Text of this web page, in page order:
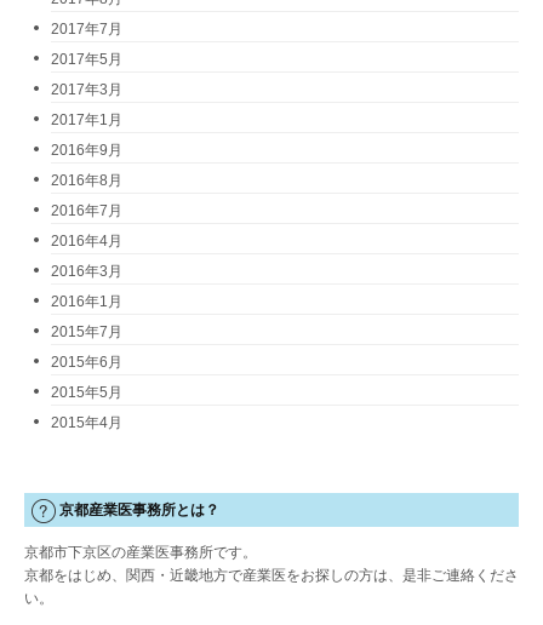
2017年7月
2017年5月
2017年3月
2017年1月
2016年9月
2016年8月
2016年7月
2016年4月
2016年3月
2016年1月
2015年7月
2015年6月
2015年5月
2015年4月
京都産業医事務所とは？
京都市下京区の産業医事務所です。
京都をはじめ、関西・近畿地方で産業医をお探しの方は、是非ご連絡くださ
い。